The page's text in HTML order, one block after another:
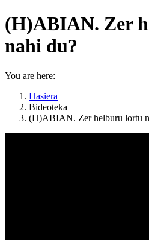
(H)ABIAN. Zer
nahi du?
You are here:
Hasiera
Bideoteka
(H)ABIAN. Zer helburu lortu